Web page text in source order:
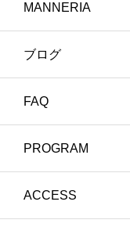
MANNERIA
ブログ
FAQ
PROGRAM
ACCESS